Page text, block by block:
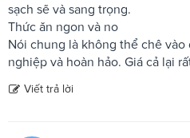
sạch sẽ và sang trọng.
Thức ăn ngon và no
Nói chung là không thể chê vào
nghiệp và hoàn hảo. Giá cả lại
Viết trả lời